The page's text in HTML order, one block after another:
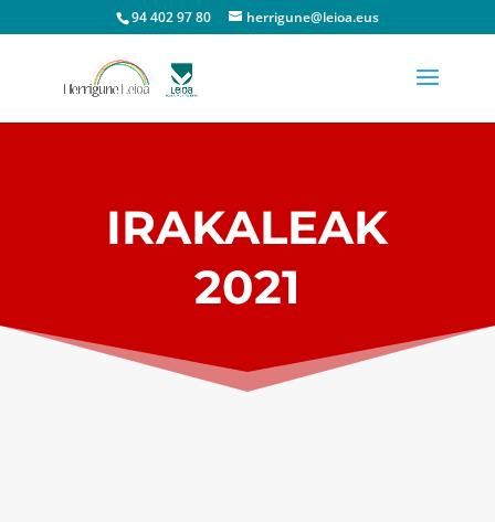
94 402 97 80 herrigune@leioa.eus
IRAKALEAK
2021